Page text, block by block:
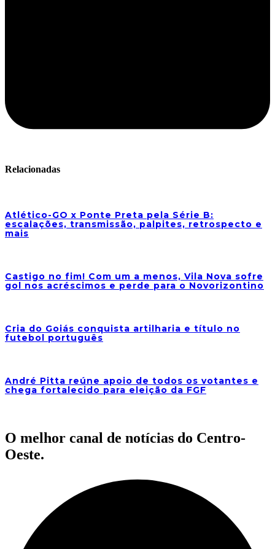
Relacionadas
Atlético-GO x Ponte Preta pela Série B:
escalações, transmissão, palpites, retrospecto e
mais
Castigo no fim! Com um a menos, Vila Nova sofre
gol nos acréscimos e perde para o Novorizontino
Cria do Goiás conquista artilharia e título no
futebol português
André Pitta reúne apoio de todos os votantes e
chega fortalecido para eleição da FGF
O melhor canal de notícias do Centro-
Oeste.